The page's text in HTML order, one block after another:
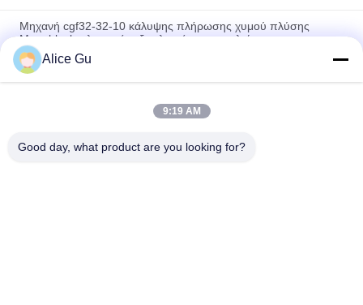
Μηχανή cgf32-32-10 κάλυψης πλήρωσης χυμού πλύσης
Monoblock πλαστικός εξοπλισμός μπουκαλιών
καπάκι 48mm καλυμμάτων μπουκαλιών γυαλιού χυμού 38mm
43mm κεφαλή κοχλίου μετάλλων λευκοσιδήρου 53mm 58mm
Αυτοκίνητο 3 σε 1 εξοπλισμό πλήρωσης χυμού από πορτοκάλι
Alice Gu
9:19 AM
Good day, what product are you looking for?